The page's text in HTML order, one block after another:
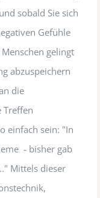
sobald Sie sich
Gefühle
gelingt
abzuspeichern
die
Treffen
einfach sein: "In
- bisher gab
Mittels dieser